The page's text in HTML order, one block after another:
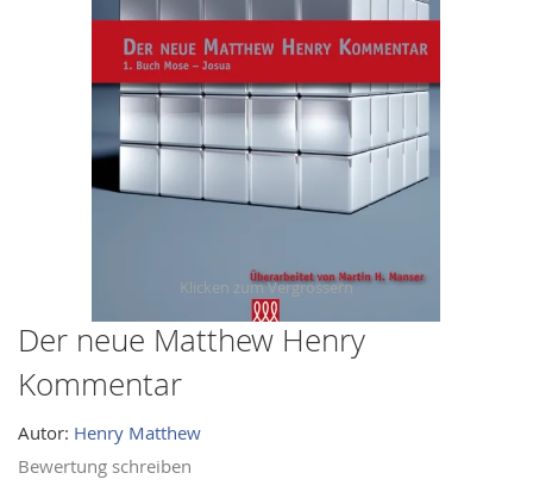
Der neue Matthew Henry
Kommentar
Autor: Henry Matthew
Bewertung schreiben
Skip
the
the